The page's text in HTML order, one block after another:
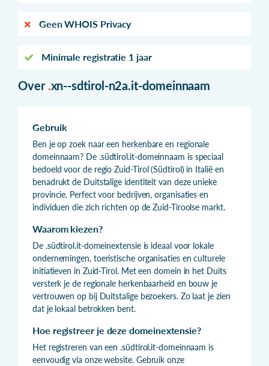
Geen WHOIS Privacy
Minimale registratie 1 jaar
Over .xn--sdtirol-n2a.it-domeinnaam
Gebruik
Ben je op zoek naar een herkenbare en regionale
domeinnaam? De .südtirol.it-domeinnaam is speciaal
bedoeld voor de regio Zuid-Tirol (Südtirol) in Italië en
benadrukt de Duitstalige identiteit van deze unieke
provincie. Perfect voor bedrijven, organisaties en
individuen die zich richten op de Zuid-Tiroolse markt.
Waarom kiezen?
De .südtirol.it-domeinextensie is ideaal voor lokale
ondernemingen, toeristische organisaties en culturele
initiatieven in Zuid-Tirol. Met een domein in het Duits
versterk je de regionale herkenbaarheid en bouw je
vertrouwen op bij Duitstalige bezoekers. Zo laat je zien
dat je lokaal betrokken bent.
Hoe registreer je deze domeinextensie?
Het registreren van een .südtirol.it-domeinnaam is
eenvoudig via onze website. Gebruik onze